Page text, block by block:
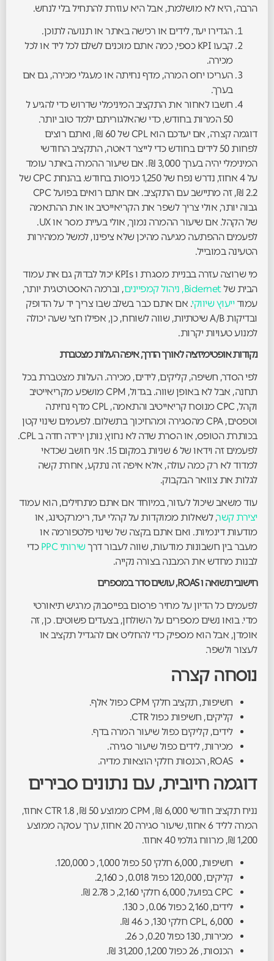
הרבה, היא לא מושלמת, אבל היא עוזרת להתחיל בלי לנחש.
הגדירו יעד, לידים או רכישה באתר או תנועה לתוכן.
קבעו KPI כספי, כמה אתם מוכנים לשלם לכל ליד או לכל
מכירה.
העריכו יחס המרה, מדף נחיתה או מעגלי מכירה, גם אם
בערך.
חשבו לאחור את התקציב המינימלי שדרוש כדי להגיע ל
50 המרות בחודש, כדי שהאלגוריתם ילמד טוב יותר.
דוגמה קצרה, אם יעדכם הוא CPL של 60 ₪, ואתם רוצים
לפחות 50 לידים בחודש כדי לייצר דאטה, התקציב החודשי
המינימלי יהיה בערך 3,000 ₪. אם שיעור ההמרה באתר עומד
על 4 אחוז, נדרש נפח של 1,250 כניסות בחודש. בהנחת CPC של
2.2 ₪, זה מתיישב עם התקציב. אם אתם רואים בפועל CPC
גבוה יותר, אולי צריך לשפר את הקריאייטיב או את ההתאמה
של הקהל. אם שיעור ההמרה נמוך, אולי בעיית מסר או UX.
לפעמים ההפתעה מגיעה מהיכן שלא ציפינו, למשל ממהירות
הטעינה במובייל.
מי שרוצה עזרה בבניית מסגרת ו KPIs יכול לבדוק גם את עמוד
הבית שלBidernet, ניהול קמפיינים
, וברמה האסטרטגית יותר,
עמוד ייעוץ שיווקי. אם אתם כבר בשלב שבו צריך יד על הדופק
ובדיקות A/B שיטתיות, שווה לשוחח, כן, אפילו חצי שעה יכולה
למנוע טעויות יקרות.
נקודות אופטימיזציה לאורך הדרך, איפה העלות מצטברת
לפי הסדר, חשיפה, קליקים, לידים, מכירה. העלות מצטברת בכל
תחנה, אבל לא באופן שווה. בגדול, CPM מושפע מקריאייטיב
וקהל, CPC מנוסח קריאייטיב והתאמה, CPL מדף נחיתה
וטפסים, CPA מהסגירה ומהחיכוך בתשלום. לפעמים שינוי קטן
בכותרת הטופס, או הסרת שדה לא נחוץ, נותן ירידה חדה ב CPL.
לפעמים זה וידאו של 6 שניות במקום 15. אני חושב שכדאי
למדוד לא רק כמה עולה, אלא איפה זה נתקע, אחרת קשה
לגלות את צוואר הבקבוק.
עוד משאב שיכול לעזור, במיוחד אם אתם מתחילים, הוא עמוד
יצירת קשר, לשאלות ממוקדות על קהלי יעד, רימרקטינג, או
מודעות דינמיות. ואם אתם בקצה של שינוי פלטפורמה או
מעבר בין חשבונות מודעות, שווה לעבור דרך שירותי PPC
כדי
לבנות מחדש את המבנה בצורה נקייה.
חישובי תשואה ו ROAS, עושים סדר במספרים
לפעמים כל הדיון על מחיר פרסום בפייסבוק מרגיש תיאורטי
מדי. בואו נשים מספרים על השולחן, בצעדים פשוטים. כן, זה
אומדן, אבל הוא מספיק כדי להחליט אם להגדיל תקציב או
לעצור ולשפר.
נוסחה קצרה
חשיפות, תקציב חלקי CPM כפול אלף.
קליקים, חשיפות כפול CTR.
לידים, קליקים כפול שיעור המרה בדף.
מכירות, לידים כפול שיעור סגירה.
ROAS, הכנסות חלקי הוצאות מדיה.
דוגמה חיובית, עם נתונים סבירים
נניח תקציב חודשי 6,000 ₪, CPM ממוצע 50 ₪, CTR 1.8 אחוז,
המרה לליד 6 אחוז, שיעור סגירה 20 אחוז, ערך עסקה ממוצע
1,200 ₪, מרווח גולמי 40 אחוז.
חשיפות, 6,000 חלקי 50 כפול 1,000, כ 120,000.
קליקים, 120,000 כפול 0.018, כ 2,160.
CPC בפועל, 6,000 חלקי 2,160, כ 2.78 ₪.
לידים, 2,160 כפול 0.06, כ 130.
CPL, 6,000 חלקי 130, כ 46 ₪.
מכירות, 130 כפול 0.20, כ 26.
הכנסות, 26 כפול 1,200, 31,200 ₪.